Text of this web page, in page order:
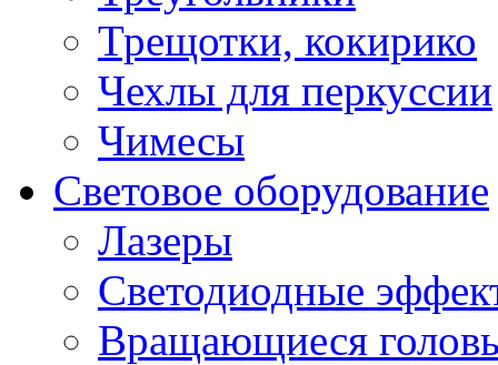
Трещотки, кокирико
Чехлы для перкуссии
Чимесы
Световое оборудование
Лазеры
Светодиодные
Вращающиеся